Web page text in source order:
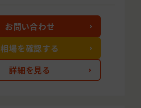
詳細を見る
お問い合わせ
相場を確認する